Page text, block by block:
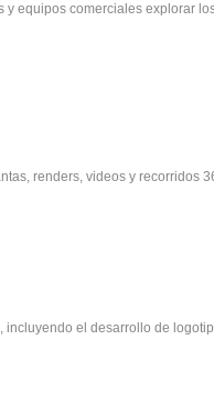
y equipos comerciales explorar
renders, videos y recorridos
el desarrollo de